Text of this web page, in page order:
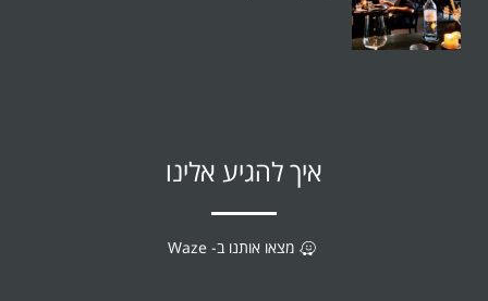
איך להגיע אלינו
מצאו אותנו ב- Waze